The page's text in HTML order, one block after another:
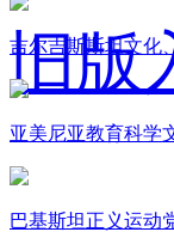
吉尔吉斯斯坦文化
亚美尼亚教育科学
巴基斯坦正义运动
旧版
关于